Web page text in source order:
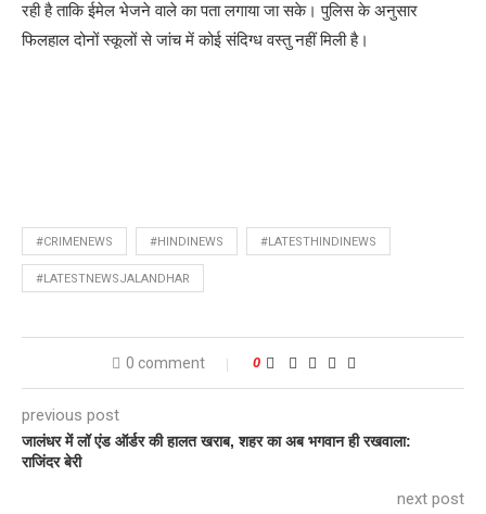
रही है ताकि ईमेल भेजने वाले का पता लगाया जा सके। पुलिस के अनुसार
फिलहाल दोनों स्कूलों से जांच में कोई संदिग्ध वस्तु नहीं मिली है।
#CRIMENEWS #HINDINEWS #LATESTHINDINEWS
#LATESTNEWSJALANDHAR
0 comment 0
previous post
जालंधर में लॉ एंड ऑर्डर की हालत खराब, शहर का अब भगवान ही रखवाला:
राजिंदर बेरी
next post